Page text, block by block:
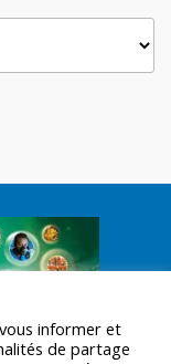
informer et
de partage